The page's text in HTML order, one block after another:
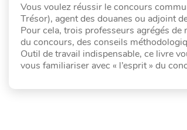
Vous voulez réussir le concours
Trésor), agent des douanes ou adjoint
Pour cela, trois professeurs agrégés
du concours, des conseils
Outil de travail indispensable, ce livre
vous familiariser avec « l’esprit » du